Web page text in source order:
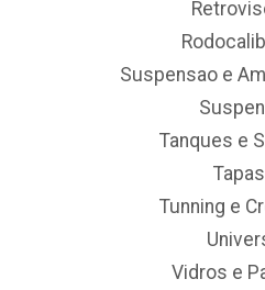
Suspensao e
Tanques e
Tunning e
Vidros e